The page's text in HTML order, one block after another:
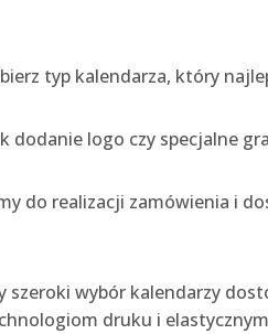
typ kalendarza, który
dodanie logo czy specjalne
do realizacji zamówienia i
wybór kalendarzy
druku i